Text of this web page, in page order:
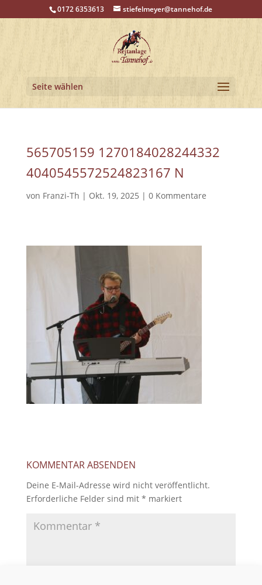
0172 6353613 stiefelmeyer@tannehof.de
Seite wählen
565705159 1270184028244332
4040545572524823167 N
von Franzi-Th | Okt. 19, 2025 | 0 Kommentare
KOMMENTAR ABSENDEN
Deine E-Mail-Adresse wird nicht veröffentlicht.
Erforderliche Felder sind mit * markiert